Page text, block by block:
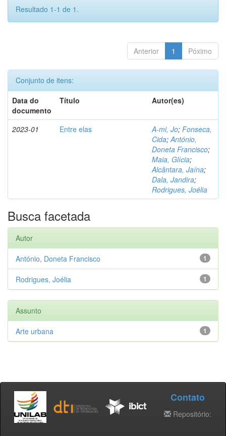
Resultado 1-1 de 1.
Anterior 1 Póximo
Conjunto de itens:
Data do
documento
Título Autor(es)
2023-01 Entre elas A-mi, Jo; Fonseca,
Cida;António,
Doneta Francisco;
Maia, Glícia;
Alcântara, Jaína;
Dala, Jandira;
Rodrigues, Joélia
Busca facetada
Autor
1
António, Doneta Francisco
1
Rodrigues, Joélia
Assunto
1
Arte urbana
Contato
Repositório: